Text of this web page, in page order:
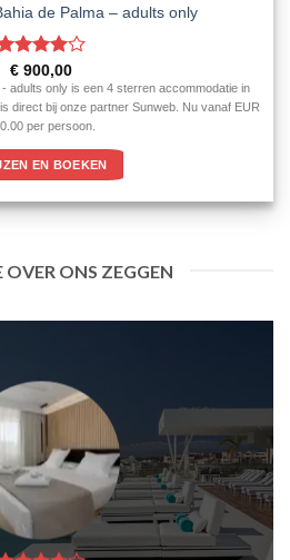
de Palma – adults only
Gewaardeerd
uit 5
€ 900,00
adults only is een 4 sterren accommodatie in
direct bij onze partner Sunweb. Nu vanaf EUR
per persoon.
EN BOEKEN
OVER ONS ZEGGEN